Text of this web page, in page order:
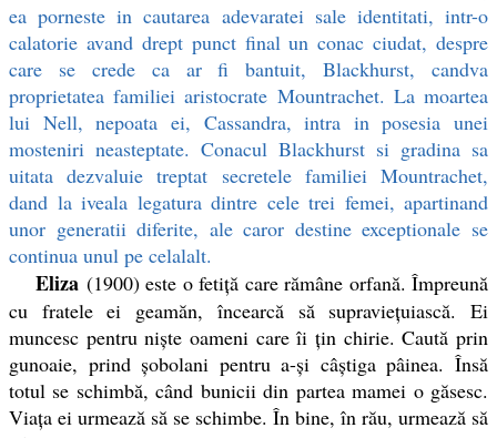
ea porneste in cautarea adevaratei sale identitati, intr-o
calatorie avand drept punct final un conac ciudat, despre
care se crede ca ar fi bantuit, Blackhurst, candva
proprietatea familiei aristocrate Mountrachet. La moartea
lui Nell, nepoata ei, Cassandra, intra in posesia unei
mosteniri neasteptate. Conacul Blackhurst si gradina sa
uitata dezvaluie treptat secretele familiei Mountrachet,
dand la iveala legatura dintre cele trei femei, apartinand
unor generatii diferite, ale caror destine exceptionale se
continua unul pe celalalt.
Eliza (1900) este o fetiță care rămâne orfană. Împreună
cu fratele ei geamăn, încearcă să supraviețuiască. Ei
muncesc pentru niște oameni care îi țin chirie. Caută prin
gunoaie, prind șobolani pentru a-și câștiga pâinea. Însă
totul se schimbă, când bunicii din partea mamei o găsesc.
Viața ei urmează să se schimbe. În bine, în rău, urmează să